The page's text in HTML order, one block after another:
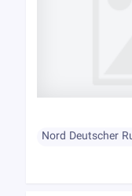
Nord Deutscher